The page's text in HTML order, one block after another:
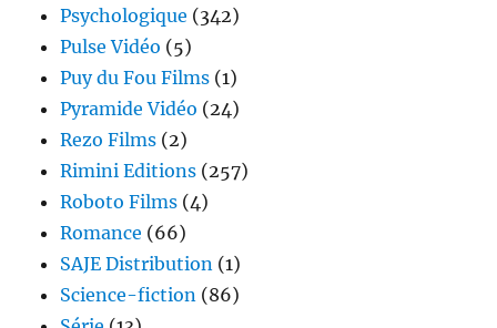
Psychologique (342)
Pulse Vidéo (5)
Puy du Fou Films (1)
Pyramide Vidéo (24)
Rezo Films (2)
Rimini Editions (257)
Roboto Films (4)
Romance (66)
SAJE Distribution (1)
Science-fiction (86)